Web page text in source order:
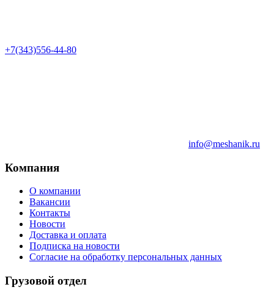
+7(343)556-44-80
info@meshanik.ru
Компания
О компании
Вакансии
Контакты
Новости
Доставка и оплата
Подписка на новости
Согласие на обработку персональных данных
Грузовой отдел